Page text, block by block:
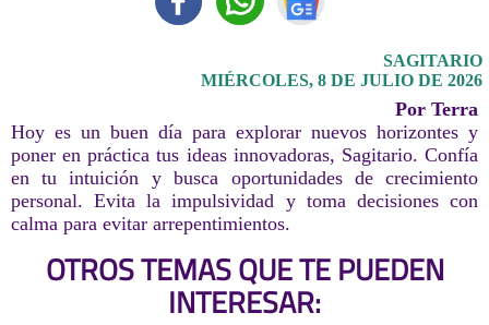
SAGITARIO
MIÉRCOLES, 8 DE JULIO DE 2026
Por Terra
Hoy es un buen día para explorar nuevos horizontes y
poner en práctica tus ideas innovadoras, Sagitario. Confía
en tu intuición y busca oportunidades de crecimiento
personal. Evita la impulsividad y toma decisiones con
calma para evitar arrepentimientos.
OTROS TEMAS QUE TE PUEDEN
INTERESAR: